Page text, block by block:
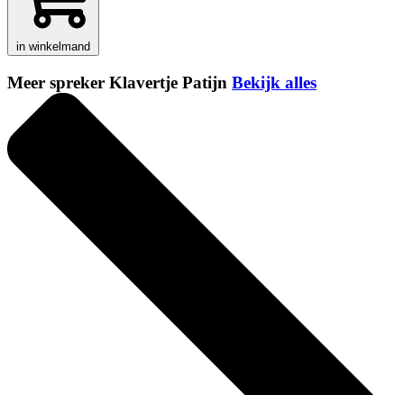
in winkelmand
Meer spreker Klavertje Patijn Bekijk alles